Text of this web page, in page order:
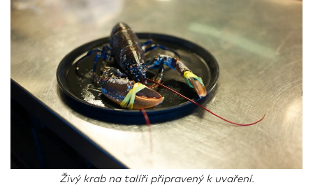
Živý krab na talíři připravený k uvaření.